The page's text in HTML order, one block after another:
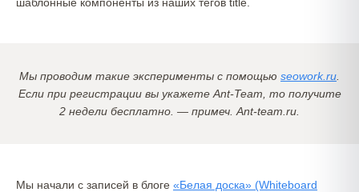
Мы проводим такие эксперименты с помощью seowork.ru
Если при регистрации вы укажете Ant-Team, то получите
2 недели бесплатно. — примеч. Ant-team.ru.
Мы начали с записей в блоге «Белая доска» (Whiteboard